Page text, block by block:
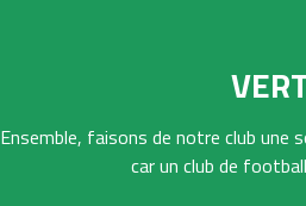
Ensemble, faisons de notre club une
car un club de